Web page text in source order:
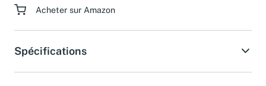
Acheter sur Amazon
Spécifications